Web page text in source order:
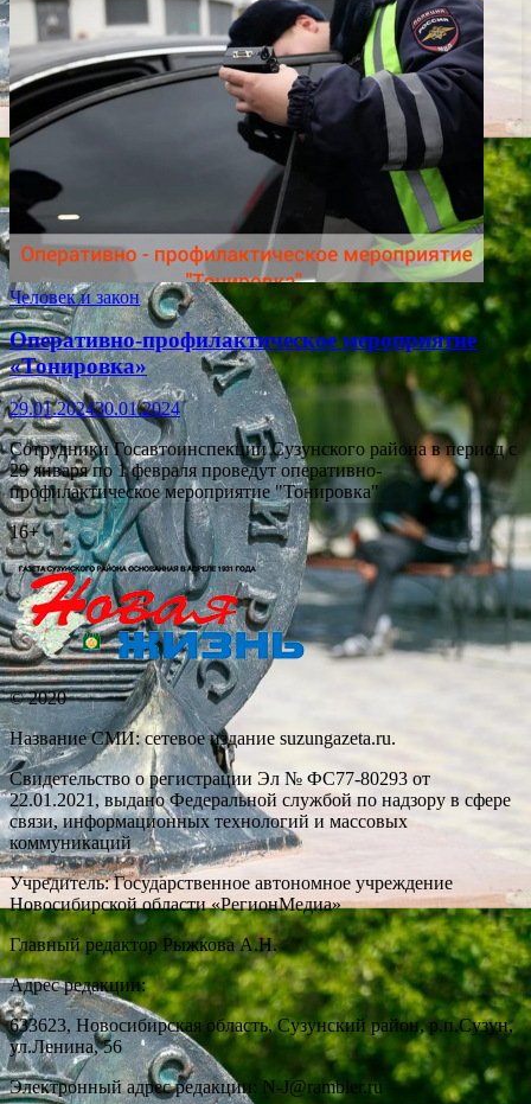
Человек и закон
Оперативно-профилактическое мероприятие
«Тонировка»
29.01.202430.01.2024
Сотрудники Госавтоинспекции Сузунского района в период с
29 января по 1 февраля проведут оперативно-
профилактическое мероприятие "Тонировка"
16+
© 2020
Название СМИ: cетевое издание suzungazeta.ru.
Свидетельство о регистрации Эл № ФС77-80293 от
22.01.2021, выдано Федеральной службой по надзору в сфере
связи, информационных технологий и массовых
коммуникаций
Учредитель: Государственное автономное учреждение
Новосибирской области «РегионМедиа»
Главный редактор Рыжкова А.Н.
Адрес редакции:
633623, Новосибирская область, Сузунский район, р.п.Сузун,
ул.Ленина, 56
Электронный адрес редакции: N-J@rambler.ru